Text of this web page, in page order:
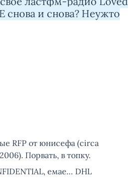
снова и снова? Неужто
RFP от юнисефа (circa
Порвать, в топку.
емае… DHL